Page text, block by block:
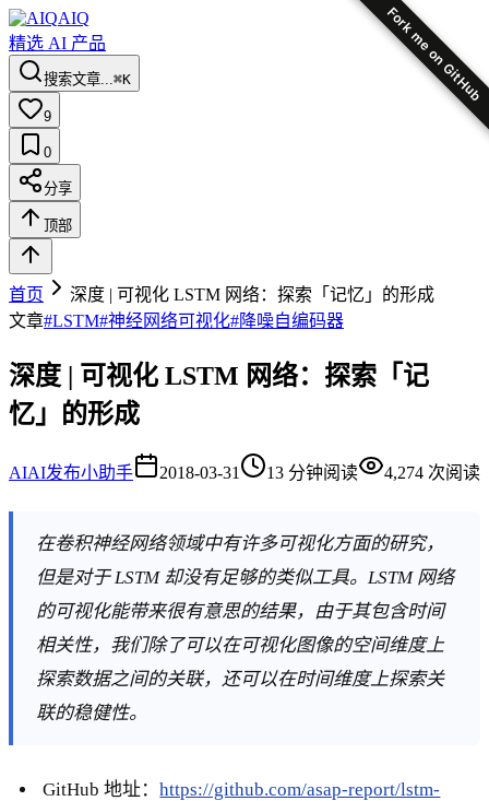
Fork me on GitHub
AIQ
精选 AI 产品
搜索文章...⌘K
9
0
分享
顶部
首页
深度 | 可视化 LSTM 网络：探索「记忆」的形成
文章#LSTM#神经网络可视化#降噪自编码器
深度 | 可视化 LSTM 网络：探索「记
忆」的形成
AIAI发布小助手 2018-03-31 13 分钟阅读 4,274 次阅读
在卷积神经网络领域中有许多可视化方面的研究，
但是对于 LSTM 却没有足够的类似工具。LSTM 网络
的可视化能带来很有意思的结果，由于其包含时间
相关性，我们除了可以在可视化图像的空间维度上
探索数据之间的关联，还可以在时间维度上探索关
联的稳健性。
GitHub 地址：https://github.com/asap-report/lstm-